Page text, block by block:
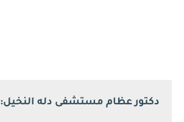
دكتور عظام مستشفى دله النخيل: